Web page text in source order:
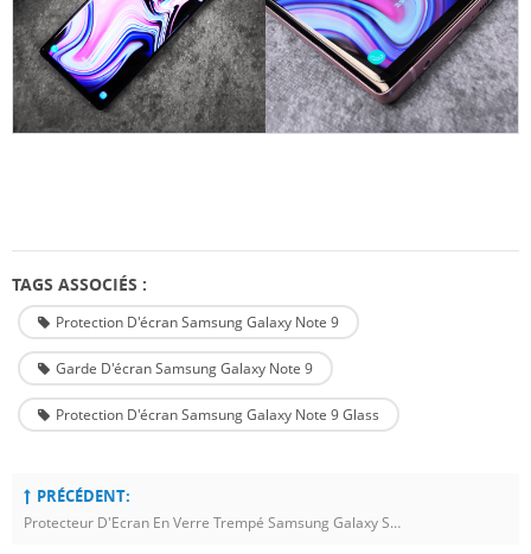
TAGS ASSOCIÉS :
Protection D'écran Samsung Galaxy Note 9
Garde D'écran Samsung Galaxy Note 9
Protection D'écran Samsung Galaxy Note 9 Glass
PRÉCÉDENT:
Protecteur D'Ecran En Verre Trempé Samsung Galaxy S9 UV Glue Light Glue